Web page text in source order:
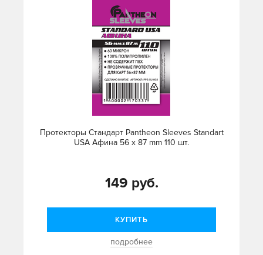
Протекторы Стандарт Pantheon Sleeves Standart
USA Афина 56 x 87 mm 110 шт.
149 руб.
КУПИТЬ
подробнее